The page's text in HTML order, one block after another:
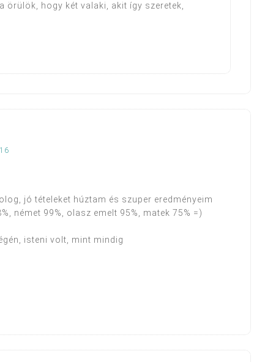
örülök, hogy két valaki, akit így szeretek,
jó tételeket húztam és szuper eredményeim
német 99%, olasz emelt 95%, matek 75% =)
isteni volt, mint mindig